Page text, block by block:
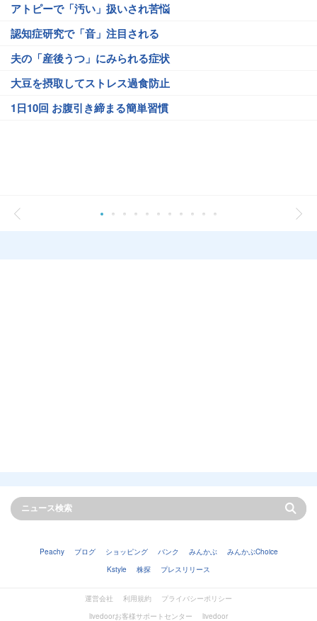
アトピーで「汚い」扱いされ苦悩
認知症研究で「音」注目される
夫の「産後うつ」にみられる症状
大豆を摂取してストレス過食防止
1日10回 お腹引き締まる簡単習慣
Peachy ブログ ショッピング バンク みんかぶ
みんかぶChoice
Kstyle
株探 プレスリリース
運営会社 利用規約
プライバシーポリシー
livedoorお客様サポートセンター
livedoor